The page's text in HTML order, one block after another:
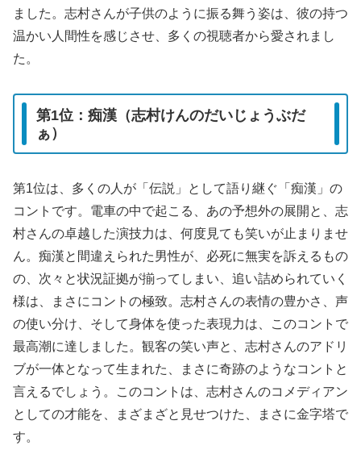
ました。志村さんが子供のように振る舞う姿は、彼の持つ
温かい人間性を感じさせ、多くの視聴者から愛されまし
た。
第1位：痴漢（志村けんのだいじょうぶだ
ぁ）
第1位は、多くの人が「伝説」として語り継ぐ「痴漢」の
コントです。電車の中で起こる、あの予想外の展開と、志
村さんの卓越した演技力は、何度見ても笑いが止まりませ
ん。痴漢と間違えられた男性が、必死に無実を訴えるもの
の、次々と状況証拠が揃ってしまい、追い詰められていく
様は、まさにコントの極致。志村さんの表情の豊かさ、声
の使い分け、そして身体を使った表現力は、このコントで
最高潮に達しました。観客の笑い声と、志村さんのアドリ
ブが一体となって生まれた、まさに奇跡のようなコントと
言えるでしょう。このコントは、志村さんのコメディアン
としての才能を、まざまざと見せつけた、まさに金字塔で
す。